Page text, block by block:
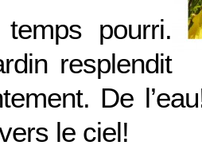
pourri.
resplendit
De
le ciel!